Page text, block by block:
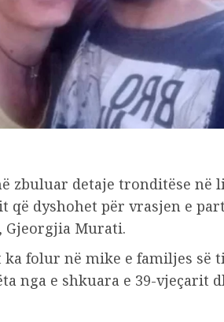
zbuluar detaje tronditëse në
që dyshohet për vrasjen e
Gjeorgjia Murati.
folur në mike e familjes së
nga e shkuara e 39-vjeçarit